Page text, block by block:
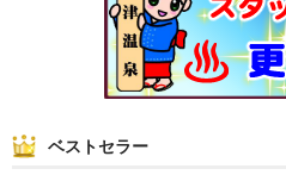
ベストセラー